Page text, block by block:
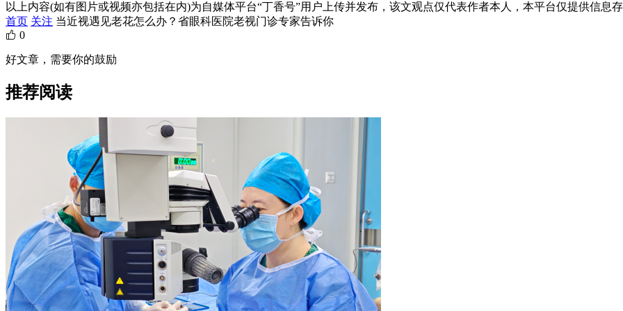
以上内容(如有图片或视频亦包括在内)为自媒体平台“丁香号”用户上传并发布，该文观点仅代表作者本人，本平台仅提供信息存
首页 关注 当近视遇见老花怎么办？省眼科医院老视门诊专家告诉你
0
好文章，需要你的鼓励
推荐阅读